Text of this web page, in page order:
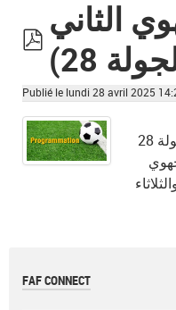
pdf
الثاني
28)
Publié le lundi 28 avril 2025
برمجة الجولة 28
لأيام الجمعة 02 والسبت 03 والثلاثاء
FAF CONNECT